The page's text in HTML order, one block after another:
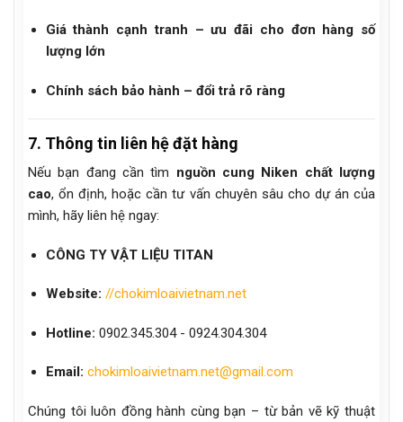
Giá thành cạnh tranh – ưu đãi cho đơn hàng số
lượng lớn
Chính sách bảo hành – đổi trả rõ ràng
7. Thông tin liên hệ đặt hàng
Nếu bạn đang cần tìm nguồn cung Niken chất lượng
cao, ổn định, hoặc cần tư vấn chuyên sâu cho dự án của
mình, hãy liên hệ ngay:
CÔNG TY VẬT LIỆU TITAN
Website: //chokimloaivietnam.net
Hotline: 0902.345.304 - 0924.304.304
Email: chokimloaivietnam.net@gmail.com
Chúng tôi luôn đồng hành cùng bạn – từ bản vẽ kỹ thuật